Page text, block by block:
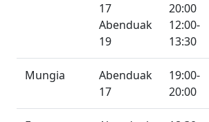
17
Abenduak
19
20:00
12:00-
13:30
Mungia
Abenduak
17
19:00-
20:00